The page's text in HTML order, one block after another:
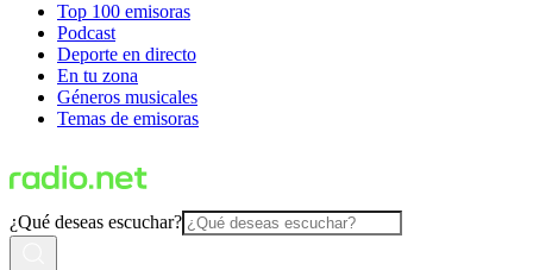
Top 100 emisoras
Podcast
Deporte en directo
En tu zona
Géneros musicales
Temas de emisoras
¿Qué deseas escuchar?